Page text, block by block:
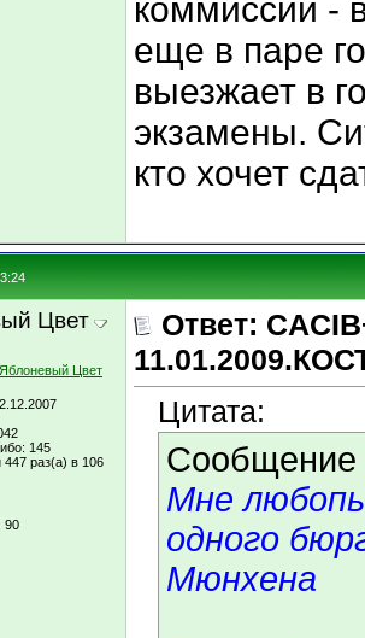
коммиссии -
еще в паре
выезжает в
экзамены.
кто хочет
Цвет
145
447 раз(а) в 106
90
Ответ:
Цитата:
Сообщение
Мне
одного
Мюнхена